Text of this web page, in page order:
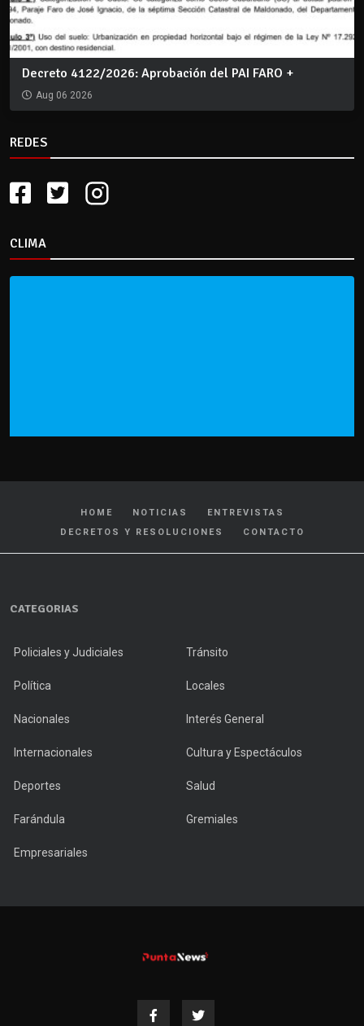
Decreto 4122/2026: Aprobación del PAI FARO +
Aug 06 2026
REDES
CLIMA
HOME NOTICIAS
ENTREVISTAS
DECRETOS Y RESOLUCIONES
CONTACTO
CATEGORIAS
Policiales y Judiciales Tránsito
Política Locales
Nacionales Interés General
Internacionales Cultura y Espectáculos
Deportes Salud
Farándula Gremiales
Empresariales